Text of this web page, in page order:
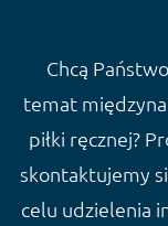
Chcą
temat
piłki ręcznej?
skontaktujemy
celu udzielenia